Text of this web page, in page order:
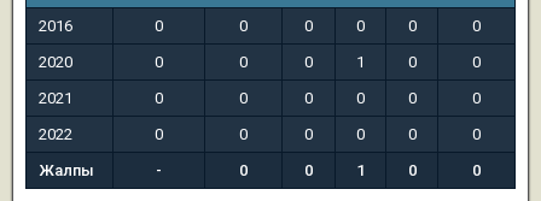
2016 0 0 0 0 0
0
2020
0 0 0 1 0
0
2021
0 0 0 0 0
0
2022
0 0 0 0 0
0
Жалпы
- 0 0 1 0 0